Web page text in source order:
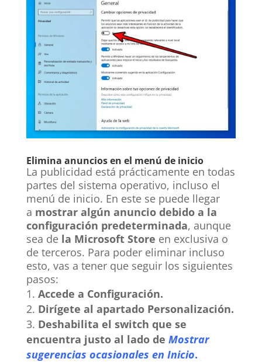
Elimina anuncios en el menú de inicio
La publicidad está prácticamente en todas
partes del sistema operativo, incluso el
menú de inicio. En este se puede llegar
a mostrar algún anuncio debido a la
configuración predeterminada, aunque
sea de la Microsoft Store en exclusiva o
de terceros. Para poder eliminar incluso
esto, vas a tener que seguir los siguientes
pasos:
Accede a Configuración.
Dirígete al apartado Personalización.
Deshabilita el switch que se
encuentra justo al lado de Mostrar
sugerencias ocasionales en Inicio.